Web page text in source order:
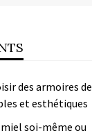
des armoires de
et esthétiques
soi-même ou